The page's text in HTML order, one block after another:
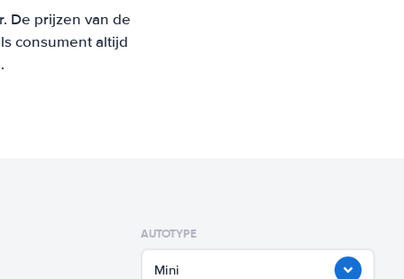
De prijzen van de
consument altijd
AUTOTYPE
Mini